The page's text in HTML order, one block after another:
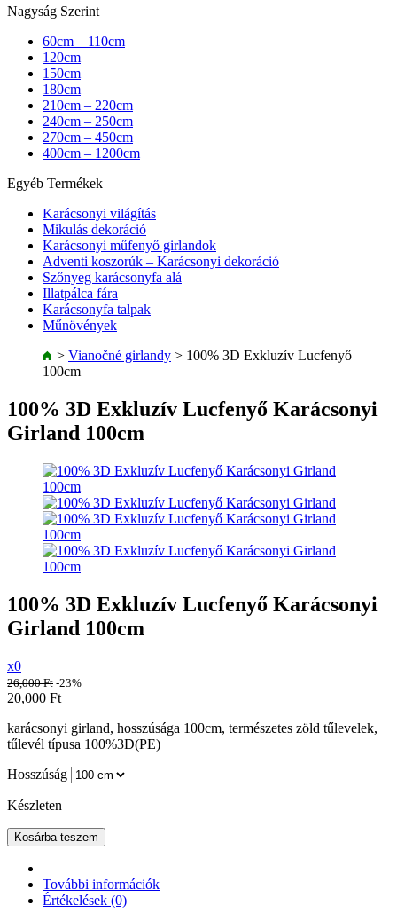
Nagyság Szerint
60cm – 110cm
120cm
150cm
180cm
210cm – 220cm
240cm – 250cm
270cm – 450cm
400cm – 1200cm
Egyéb Termékek
Karácsonyi világítás
Mikulás dekoráció
Karácsonyi műfenyő girlandok
Adventi koszorúk – Karácsonyi dekoráció
Szőnyeg karácsonyfa alá
Illatpálca fára
Karácsonyfa talpak
Műnövények
> Vianočné girlandy > 100% 3D Exkluzív Lucfenyő
100cm
100% 3D Exkluzív Lucfenyő Karácsonyi
Girland 100cm
100% 3D Exkluzív Lucfenyő Karácsonyi
Girland 100cm
x0
26,000Ft -23%
20,000 Ft
karácsonyi girland, hosszúsága 100cm, természetes zöld tűlevelek,
tűlevél típusa 100%3D(PE)
Hosszúság
Készleten
Kosárba teszem
További információk
Értékelések (0)